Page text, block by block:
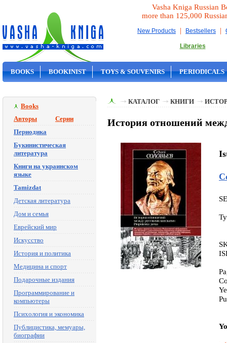
Vasha Kniga Russian
more than 125,000
New Products | Bestsellers |
Libraries
BOOKS BOOKINIST TOYS & SOUVENIRS PERIODICALS
Books
Авторы
Серии
Периодика
Букинистическая
литература
Книги на украинском
языке
Tamizdat
Детская литература
Дом и семья
Еврейский мир
Искусство
История и политика
Медицина и спорт
Подарочные издания
Программирование и
компьютеры
Психология и экономика
Публицистика, мемуары,
биографии
КАТАЛОГ КНИГИ
История отношений